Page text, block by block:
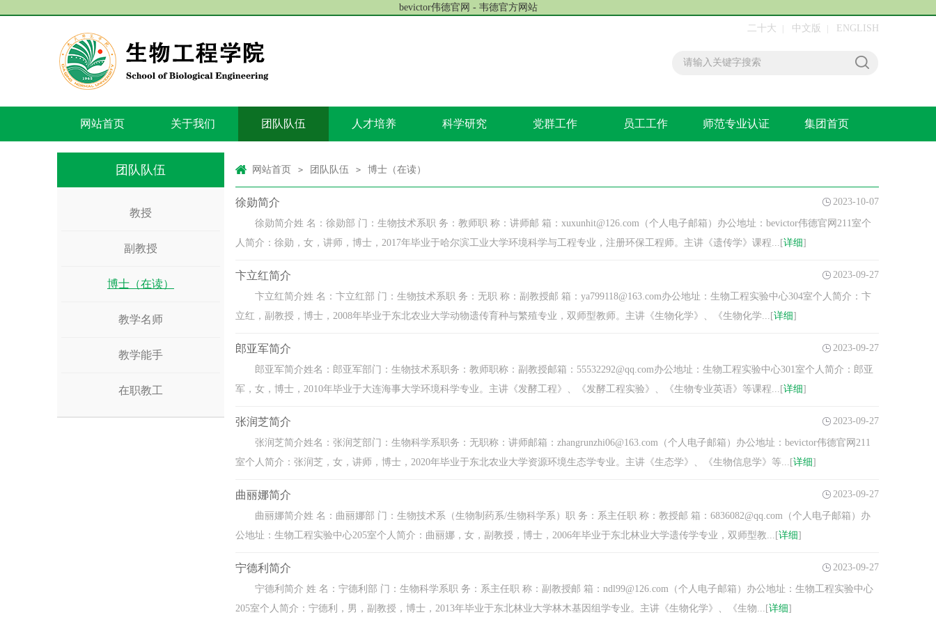
bevictor伟德官网 - 韦德官方网站
二十大
中文版 ENGLISH
网站首页 关于我们 团队队伍 人才培养 科学研究 党群工作 员工工作 师范专业认证 集团首页
团队队伍
教授
副教授
博士（在读）
教学名师
教学能手
在职教工
网站首页 > 团队队伍 > 博士（在读）
徐勋简介 2023-10-07
徐勋简介姓 名：徐勋部 门：生物技术系职 务：教师职 称：讲师邮 箱：xuxunhit@126.com（个人电子邮箱）办公地址：bevictor伟德官网211室个
人简介：徐勋，女，讲师，博士，2017年毕业于哈尔滨工业大学环境科学与工程专业，注册环保工程师。主讲《遗传学》课程...[详细]
卞立红简介 2023-09-27
卞立红简介姓 名：卞立红部 门：生物技术系职 务：无职 称：副教授邮 箱：ya799118@163.com办公地址：生物工程实验中心304室个人简介：卞
立红，副教授，博士，2008年毕业于东北农业大学动物遗传育种与繁殖专业，双师型教师。主讲《生物化学》、《生物化学...[详细]
郎亚军简介 2023-09-27
郎亚军简介姓名：郎亚军部门：生物技术系职务：教师职称：副教授邮箱：55532292@qq.com办公地址：生物工程实验中心301室个人简介：郎亚
军，女，博士，2010年毕业于大连海事大学环境科学专业。主讲《发酵工程》、《发酵工程实验》、《生物专业英语》等课程...[详细]
张润芝简介 2023-09-27
张润芝简介姓名：张润芝部门：生物科学系职务：无职称：讲师邮箱：zhangrunzhi06@163.com（个人电子邮箱）办公地址：bevictor伟德官网211
室个人简介：张润芝，女，讲师，博士，2020年毕业于东北农业大学资源环境生态学专业。主讲《生态学》、《生物信息学》等...[详细]
曲丽娜简介 2023-09-27
曲丽娜简介姓 名：曲丽娜部 门：生物技术系（生物制药系/生物科学系）职 务：系主任职 称：教授邮 箱：6836082@qq.com（个人电子邮箱）办
公地址：生物工程实验中心205室个人简介：曲丽娜，女，副教授，博士，2006年毕业于东北林业大学遗传学专业，双师型教...[详细]
宁德利简介 2023-09-27
宁德利简介 姓 名：宁德利部 门：生物科学系职 务：系主任职 称：副教授邮 箱：ndl99@126.com（个人电子邮箱）办公地址：生物工程实验中心
205室个人简介：宁德利，男，副教授，博士，2013年毕业于东北林业大学林木基因组学专业。主讲《生物化学》、《生物...[详细]